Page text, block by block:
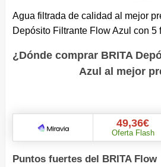
Agua filtrada de calidad al mejor
Depósito Filtrante Flow Azul con 5
¿Dónde comprar BRITA
Azul al mejor
49,36€
Oferta Flash
Puntos fuertes del BRITA Flow